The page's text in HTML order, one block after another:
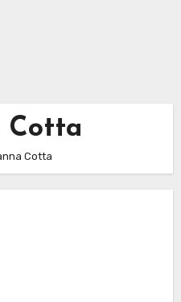
Cotta
Cotta